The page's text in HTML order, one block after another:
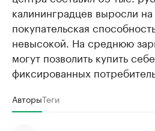
калининградцев выросли на
покупательская
невысокой. На среднюю
могут позволить купить
фиксированных
АвторыТеги